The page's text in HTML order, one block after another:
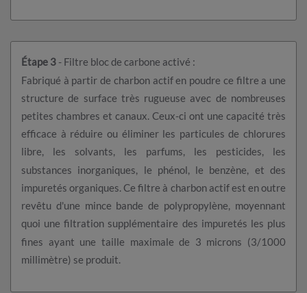
Étape 3 - Filtre bloc de carbone activé :
Fabriqué à partir de charbon actif en poudre ce filtre a une
structure de surface très rugueuse avec de nombreuses
petites chambres et canaux. Ceux-ci ont une capacité très
efficace à réduire ou éliminer les particules de chlorures
libre, les solvants, les parfums, les pesticides, les
substances inorganiques, le phénol, le benzène, et des
impuretés organiques. Ce filtre à charbon actif est en outre
revêtu d'une mince bande de polypropylène, moyennant
quoi une filtration supplémentaire des impuretés les plus
fines ayant une taille maximale de 3 microns (3/1000
millimètre) se produit.